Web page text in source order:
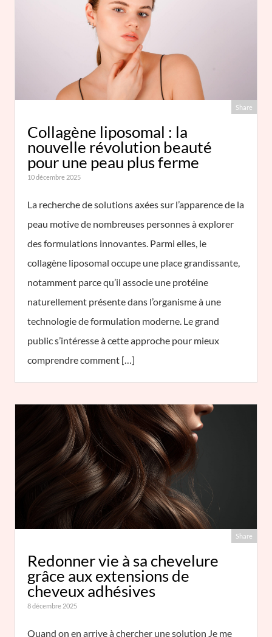
Share
Collagène liposomal : la
nouvelle révolution beauté
pour une peau plus ferme
10 décembre 2025
La recherche de solutions axées sur l’apparence de la
peau motive de nombreuses personnes à explorer
des formulations innovantes. Parmi elles, le
collagène liposomal occupe une place grandissante,
notamment parce qu’il associe une protéine
naturellement présente dans l’organisme à une
technologie de formulation moderne. Le grand
public s’intéresse à cette approche pour mieux
comprendre comment […]
Share
Redonner vie à sa chevelure
grâce aux extensions de
cheveux adhésives
8 décembre 2025
Quand on en arrive à chercher une solution Je me